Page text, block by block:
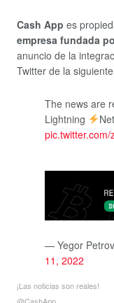
Cash App es
empresa fundada
anuncio de la
Twitter de la
The news are
Lightning
— Yegor Petrov
11, 2022
¡Las noticias son reales!
@CashApp